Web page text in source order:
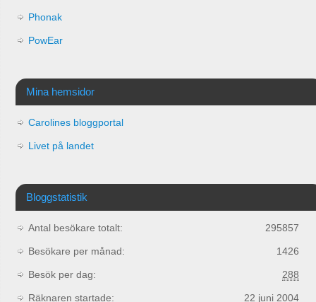
Phonak
PowEar
Mina hemsidor
Carolines bloggportal
Livet på landet
Bloggstatistik
295857
Antal besökare totalt:
1426
Besökare per månad:
288
Besök per dag:
22 juni 2004
Räknaren startade: